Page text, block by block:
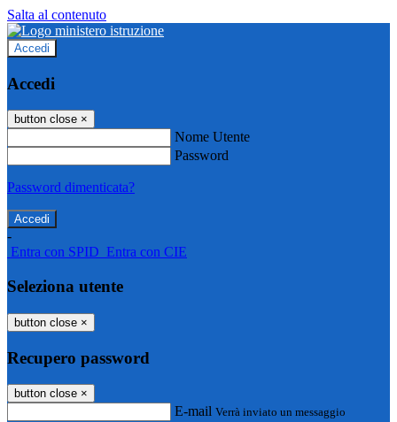
Salta al contenuto
Accedi
Accedi
button close ×
Nome Utente
Password
Password dimenticata?
-
Entra con SPID Entra con CIE
Seleziona utente
button close ×
Recupero password
button close ×
E-mail Verrà inviato un messaggio